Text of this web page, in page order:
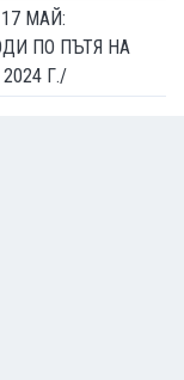
МАЙ:
ПО ПЪТЯ НА
Г./